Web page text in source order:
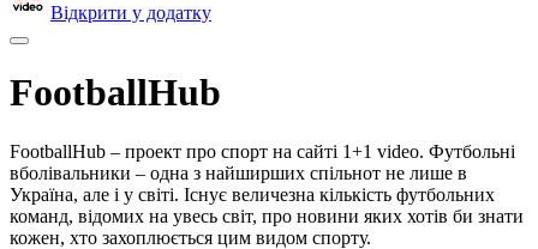
Відкрити у додатку
FootballHub
FootballHub – проект про спорт на сайті 1+1 video. Футбольні
вболівальники – одна з найширших спільнот не лише в
Україна, але і у світі. Існує величезна кількість футбольних
команд, відомих на увесь світ, про новини яких хотів би знати
кожен, хто захоплюється цим видом спорту.